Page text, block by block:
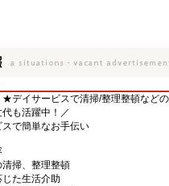
★デイサービスで清掃/整理整頓などの
も活躍中！／
で簡単なお手伝い
清掃、整理整頓
じた生活介助